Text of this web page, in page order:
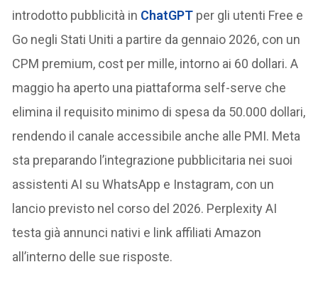
introdotto pubblicità in ChatGPT per gli utenti Free e
Go negli Stati Uniti a partire da gennaio 2026, con un
CPM premium, cost per mille, intorno ai 60 dollari. A
maggio ha aperto una piattaforma self-serve che
elimina il requisito minimo di spesa da 50.000 dollari,
rendendo il canale accessibile anche alle PMI. Meta
sta preparando l’integrazione pubblicitaria nei suoi
assistenti AI su WhatsApp e Instagram, con un
lancio previsto nel corso del 2026. Perplexity AI
testa già annunci nativi e link affiliati Amazon
all’interno delle sue risposte.